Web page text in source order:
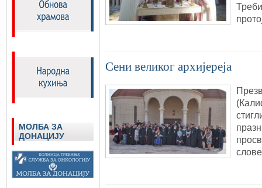
Сени великог архијереја
МОЛБА ЗА
ДОНАЦИЈУ